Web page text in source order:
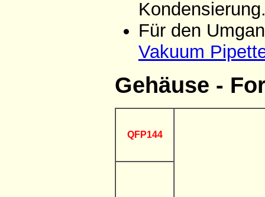
Für den
Vakuum
Gehäuse -
QFP144